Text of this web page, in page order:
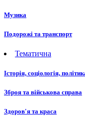
Музика
Подорожі та транспорт
Тематична
Історія, соціологія,
Зброя та військова справа
Здоров'я та краса